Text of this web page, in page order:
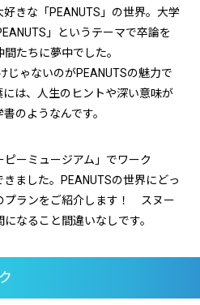
きな「PEANUTS」の世界。大学
」というテーマで卒論を
たちに夢中でした。
じゃないのがPEANUTSの魅力で
は、人生のヒントや深い意味が
のようなんです。
ーミュージアム」でワーク
ました。PEANUTSの世界にどっ
プランをご紹介します！ スヌー
なること間違いなしです。